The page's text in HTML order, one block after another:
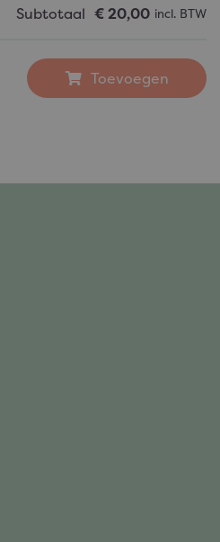
Subtotaal €20,00 incl. BTW
Toevoegen